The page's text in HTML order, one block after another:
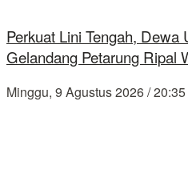
Perkuat Lini Tengah, Dewa
Gelandang Petarung Ripal
Minggu, 9 Agustus 2026 /